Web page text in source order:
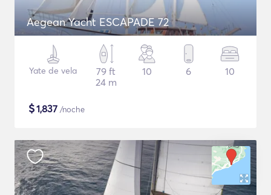
Aegean Yacht ESCAPADE 72
Yate de vela
79 ft
24 m
10 6 10
$1,837 /noche